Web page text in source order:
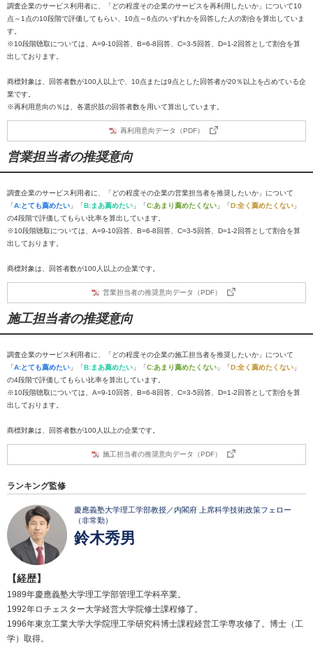
調査企業のサービス利用者に、「どの程度その企業のサービスを再利用したいか」について10
点～1点の10段階で評価してもらい、10点～6点のいずれかを回答した人の割合を算出していま
す。
※10段階聴取については、A=9-10回答、B=6-8回答、C=3-5回答、D=1-2回答として割合を算
出しております。
商標対象は、回答者数が100人以上で、10点または9点とした回答者が20％以上を占めている企
業です。
※再利用意向の％は、各選択肢の回答者数を用いて算出しています。
再利用意向データ（PDF）
営業担当者の推奨意向
調査企業のサービス利用者に、「どの程度その企業の営業担当者を推奨したいか」について
「A:とても薦めたい 」「B:まあ薦めたい 」「C:あまり薦めたくない 」「D:全く薦めたくない 」
の4段階で評価してもらい比率を算出しています。
※10段階聴取については、A=9-10回答、B=6-8回答、C=3-5回答、D=1-2回答として割合を算
出しております。
商標対象は、回答者数が100人以上の企業です。
営業担当者の推奨意向データ（PDF）
施工担当者の推奨意向
調査企業のサービス利用者に、「どの程度その企業の施工担当者を推奨したいか」について
「A:とても薦めたい 」「B:まあ薦めたい 」「C:あまり薦めたくない 」「D:全く薦めたくない 」
の4段階で評価してもらい比率を算出しています。
※10段階聴取については、A=9-10回答、B=6-8回答、C=3-5回答、D=1-2回答として割合を算
出しております。
商標対象は、回答者数が100人以上の企業です。
施工担当者の推奨意向データ（PDF）
ランキング監修
慶應義塾大学理工学部教授／内閣府 上席科学技術政策フェロー
（非常勤）
鈴木秀男
【経歴】
1989年慶應義塾大学理工学部管理工学科卒業。
1992年ロチェスター大学経営大学院修士課程修了。
1996年東京工業大学大学院理工学研究科博士課程経営工学専攻修了。博士（工
学）取得。